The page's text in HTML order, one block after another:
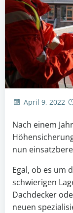
April 9, 2022
Nach einem
nun
Egal, ob es um
schwierigen
Dachdecker
neuen